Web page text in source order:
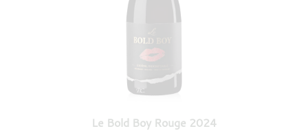
Le Bold Boy Rouge 2024